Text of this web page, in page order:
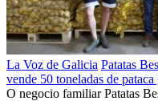
La Voz de Galicia Patatas
vende 50 toneladas de pataca
O negocio familiar Patatas